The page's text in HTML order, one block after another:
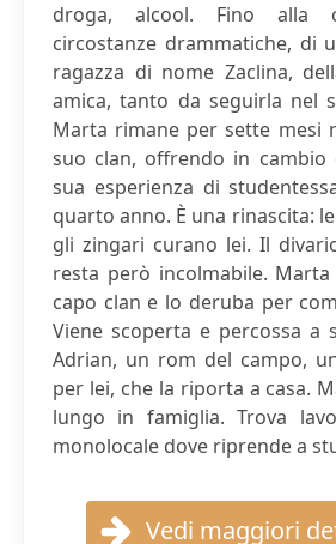
droga, alcool. Fino alla
circostanze drammatiche, di
ragazza di nome Zaclina,
amica, tanto da seguirla nel
Marta rimane per sette mesi
suo clan, offrendo in cambio
sua esperienza di
quarto anno. È una rinascita:
gli zingari curano lei. Il
resta però incolmabile.
capo clan e lo deruba per
Viene scoperta e percossa a
Adrian, un rom del campo,
per lei, che la riporta a casa.
lungo in famiglia. Trova
monolocale dove riprende a
Vedi maggiori